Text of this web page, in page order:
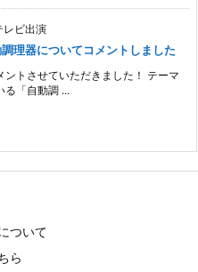
レビ出演
調理器についてコメントしました
ントさせていただきました！ テーマ
る「自動調 ...
ついて
ら